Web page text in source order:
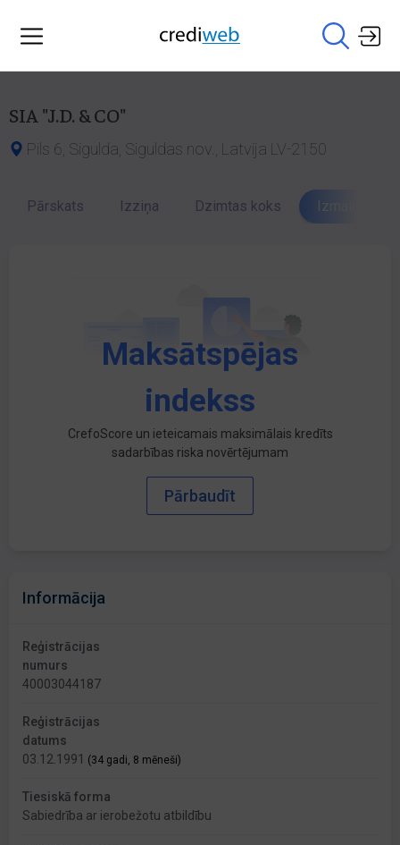
SIA "J.D. & CO"
Pils 6, Sigulda, Siguldas nov., Latvija LV-2150
Pārskats Izziņa Dzimtas koks Izmaiņu
Maksātspējas
indekss
CrefoScore un ieteicamais maksimālais kredīts
sadarbības riska novērtējumam
Pārbaudīt
Informācija
Reģistrācijas
numurs
40003044187
Reģistrācijas
datums
03.12.1991 (34 gadi, 8 mēneši)
Tiesiskā forma
Sabiedrība ar ierobežotu atbildību